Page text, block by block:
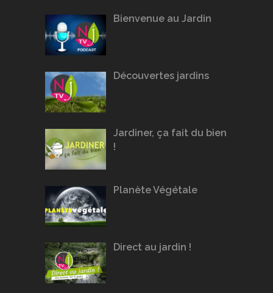
Bienvenue au Jardin
Découvertes jardins
Jardiner, ça fait du bien
!
Planète Végétale
Direct au jardin !